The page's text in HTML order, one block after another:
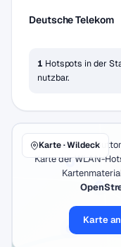
Deutsche Telekom
1 Hotspots in der
nutzbar.
Klicke auf den
Karte der WLAN-
Karte
Karte · Wildeck